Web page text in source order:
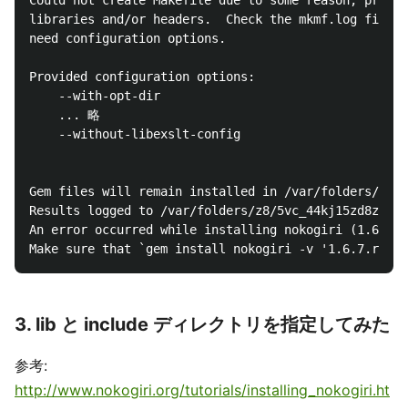
libraries and/or headers.  Check the mkmf.log file
need configuration options.
Provided configuration options:
Gem files will remain installed in /var/folders/z8/
Results logged to /var/folders/z8/
An error occurred while installing nokogiri
3. lib と include ディレクトリを指定してみた
参考:
http://www.nokogiri.org/tutorials/installing_nokogiri.ht